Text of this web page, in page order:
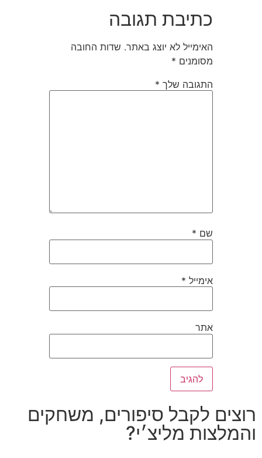
כתיבת תגובה
האימייל לא יוצג באתר. שדות החובה
מסומנים *
התגובה שלך *
שם *
אימייל *
אתר
רוצים לקבל סיפורים, משחקים
והמלצות מליצ׳י?